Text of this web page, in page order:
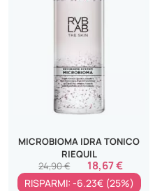
MICROBIOMA IDRA TONICO
RIEQUIL
18,67 €
24,90 €
RISPARMI: -6.23€ (25%)